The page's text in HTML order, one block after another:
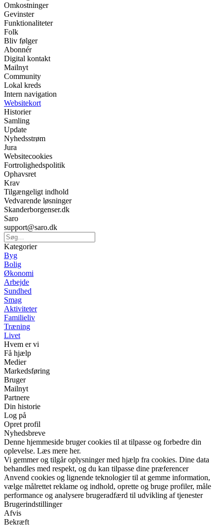
Omkostninger
Gevinster
Funktionaliteter
Folk
Bliv følger
Abonnér
Digital kontakt
Mailnyt
Community
Lokal kreds
Intern navigation
Websitekort
Historier
Samling
Update
Nyhedsstrøm
Jura
Websitecookies
Fortrolighedspolitik
Ophavsret
Krav
Tilgængeligt indhold
Vedvarende løsninger
Skanderborgenser.dk
Saro
support@saro.dk
Kategorier
Byg
Bolig
Økonomi
Arbejde
Sundhed
Smag
Aktiviteter
Familieliv
Træning
Livet
Hvem er vi
Få hjælp
Medier
Markedsføring
Bruger
Mailnyt
Partnere
Din historie
Log på
Opret profil
Nyhedsbreve
Denne hjemmeside bruger cookies til at tilpasse og forbedre din
oplevelse. Læs mere her.
Vi gemmer og tilgår oplysninger med hjælp fra cookies. Dine data
behandles med respekt, og du kan tilpasse dine præferencer
Anvend cookies og lignende teknologier til at gemme information,
vælge målrettet reklame og indhold, oprette og bruge profiler, måle
performance og analysere brugeradfærd til udvikling af tjenester
Brugerindstillinger
Afvis
Bekræft